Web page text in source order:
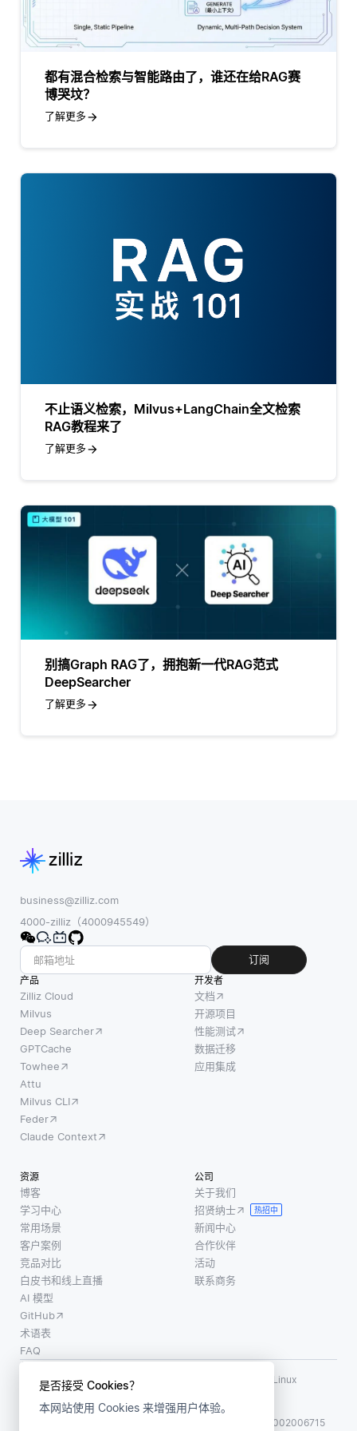
是否接受 Cookies？
本网站使用 Cookies 来增强用户体验。
都有混合检索与智能路由了，谁还在给RAG赛
博哭坟？
了解更多
不止语义检索，Milvus+LangChain全文检索
RAG教程来了
了解更多
别搞Graph RAG了，拥抱新一代RAG范式
DeepSearcher
了解更多
business@zilliz.com
4000-zilliz（4000945549）
订阅
产品
Zilliz Cloud
Milvus
Deep Searcher
GPTCache
Towhee
Attu
Milvus CLI
Feder
Claude Context
开发者
文档
开源项目
性能测试
数据迁移
应用集成
资源
博客
学习中心
常用场景
客户案例
竞品对比
白皮书和线上直播
AI 模型
GitHub
术语表
FAQ
公司
关于我们
招贤纳士
热招中
新闻中心
合作伙伴
活动
联系商务
使用条款
LF AI、LF AI & Data、Milvus，以及相关的开源项目名称为 Linux
Foundation 所有商标
版权所有 ©2026 上海赜睿信息科技有限公司保留所有权利
沪公网安备31011002006715